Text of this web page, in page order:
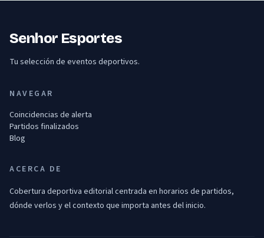
Senhor Esportes
Tu selección de eventos deportivos.
NAVEGAR
Coincidencias de alerta
Partidos finalizados
Blog
ACERCA DE
Cobertura deportiva editorial centrada en horarios de partidos,
dónde verlos y el contexto que importa antes del inicio.